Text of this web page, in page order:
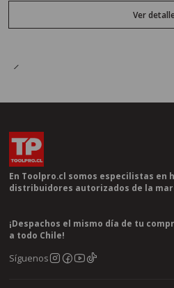
Ver
En Toolpro.cl somos especilistas en
distribuidores autorizados de la
¡Despachos el mismo día de tu
a todo Chile!
Síguenos